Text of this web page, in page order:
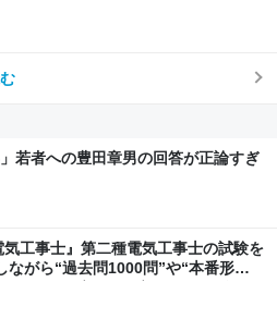
若者への豊田章男の回答が正論すぎ
気工事士』第二種電気工事士の試験を
ながら“過去問1000問”や“本番形式
ノベルゲーム | ゲーム・エンタメ